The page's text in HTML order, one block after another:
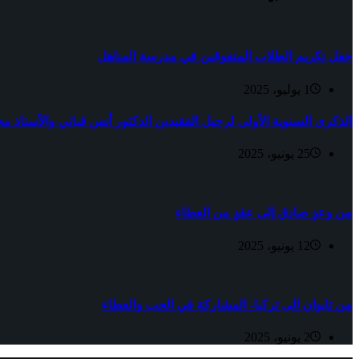
حفل تكريم الطلاب المتفوقين في مدرسة المناهل
1 يوليو، 2025
الذكرى السنوية الأولى لرحيل الفقيدين الدكتور أنس قباني والأستاذ
25 يونيو، 2025
من وعدٍ صادق إلى عقدٍ من العطاء
12 يونيو، 2025
من تايوان الى تركيا- المشاركة في الحب والعطاء
2 يونيو، 2025